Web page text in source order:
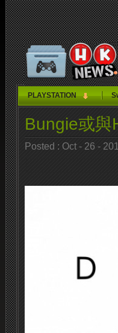
PLAYSTATION
Bungie或與
Posted : Oct - 26 -